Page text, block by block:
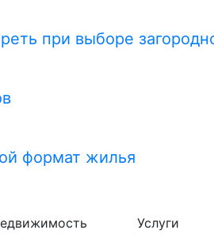
при выборе
формат жилья
Услуги